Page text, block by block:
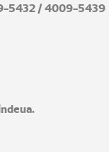
5432/4009-5439